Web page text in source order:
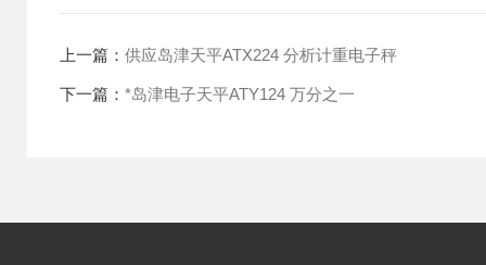
上一篇： 供应岛津天平ATX224 分析计重电子秤
下一篇： *岛津电子天平ATY124 万分之一